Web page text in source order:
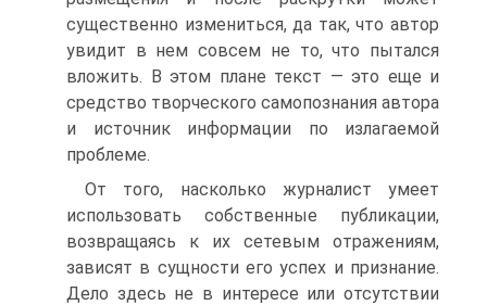
существенно измениться, да так, что автор
увидит в нем совсем не то, что пытался
вложить. В этом плане текст — это еще и
средство творческого самопознания автора
и источник информации по излагаемой
проблеме.
От того, насколько журналист умеет
использовать собственные публикации,
возвращаясь к их сетевым отражениям,
зависят в сущности его успех и признание.
Дело здесь не в интересе или отсутствии